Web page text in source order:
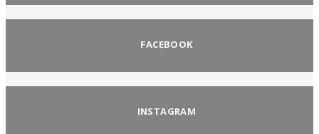
FACEBOOK
INSTAGRAM